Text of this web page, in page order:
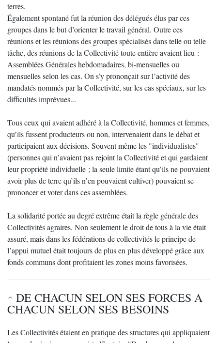
terres.
Également spontané fut la réunion des délégués élus par ces
groupes dans le but d’orienter le travail général. Outre ces
réunions et les réunions des groupes spécialisés dans telle ou telle
tâche, des réunions de la Collectivité toute entière avaient lieu :
Assemblées Générales hebdomadaires, bi-mensuelles ou
mensuelles selon les cas. On s’y prononçait sur l’activité des
mandatés nommés par la Collectivité, sur les cas spéciaux, sur les
difficultés imprévues...
Tous ceux qui avaient adhéré à la Collectivité, hommes et femmes,
qu’ils fussent producteurs ou non, intervenaient dans le débat et
participaient aux décisions. Souvent même les "individualistes"
(personnes qui n’avaient pas rejoint la Collectivité et qui gardaient
leur propriété individuelle ; la seule limite étant qu’ils ne pouvaient
avoir plus de terre qu’ils n’en pouvaient cultiver) pouvaient se
prononcer et voter dans ces assemblées.
La solidarité portée au degré extrême était la règle générale des
Collectivités agraires. Non seulement le droit de tous à la vie était
assuré, mais dans les fédérations de collectivités le principe de
l’appui mutuel était toujours de plus en plus développé grâce aux
fonds communs dont profitaient les zones moins favorisées.
DE CHACUN SELON SES FORCES A
CHACUN SELON SES BESOINS
Les Collectivités étaient en pratique des structures qui appliquaient